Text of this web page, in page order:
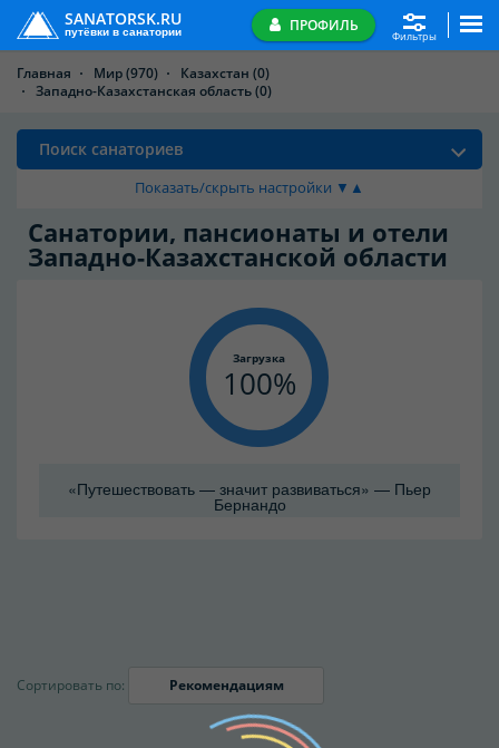
SANATORSK.RU
путёвки в санатории ПРОФИЛЬ
Фильтры
Главная Мир(970) Казахстан (0)
Западно-Казахстанская область(0)
Поиск санаториев
Показать/скрыть настройки ▼▲
Санатории, пансионаты и отели
Западно-Казахстанской области
Загрузка
100
«Путешествовать — значит развиваться» — Пьер
Бернандо
Сортировать по: Рекомендациям